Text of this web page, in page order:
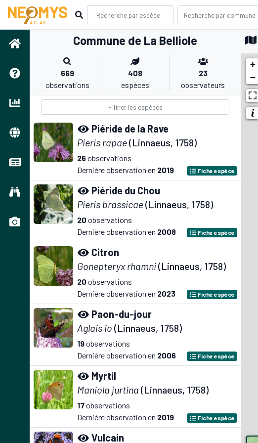
Commune de La Belliole
669
observations
408
espèces
23
observateurs
Piéride de la Rave
Pieris rapae(Linnaeus, 1758)
26observations
Dernière observation en 2019 Fiche espèce
Piéride du Chou
Pieris brassicae(Linnaeus, 1758)
20 observations
Dernière observation en 2008 Fiche espèce
Citron
Gonepteryx rhamni(Linnaeus, 1758)
20 observations
Dernière observation en 2023 Fiche espèce
Paon-du-jour
Aglais io (Linnaeus, 1758)
19observations
Dernière observation en 2006 Fiche espèce
Myrtil
Maniola jurtina (Linnaeus, 1758)
17observations
Dernière observation en 2019 Fiche espèce
Vulcain
+
−